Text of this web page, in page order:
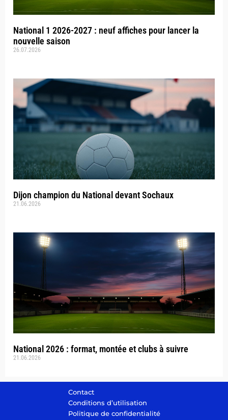
National 1 2026-2027 : neuf affiches pour lancer la
nouvelle saison
26.07.2026
Dijon champion du National devant Sochaux
21.06.2026
National 2026 : format, montée et clubs à suivre
21.06.2026
Contact
Conditions d’utilisation
Politique de confidentialité